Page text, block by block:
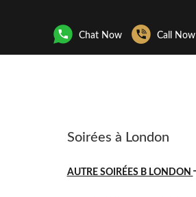
Chat Now Call Now
Soirées à London
AUTRE SOIRÉES B LONDON